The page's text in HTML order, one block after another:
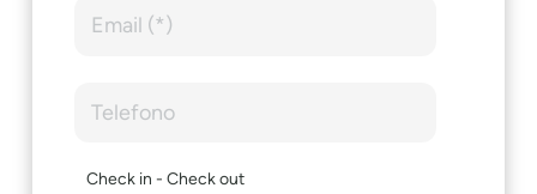
Check in - Check out